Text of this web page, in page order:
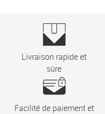
Livraison rapide et
sûre
Facilité de paiement et